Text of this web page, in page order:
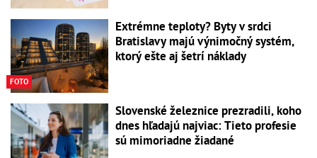
FOTO
Extrémne teploty? Byty v srdci
Bratislavy majú výnimočný systém,
ktorý ešte aj šetrí náklady
Slovenské železnice prezradili, koho
dnes hľadajú najviac: Tieto profesie
sú mimoriadne žiadané